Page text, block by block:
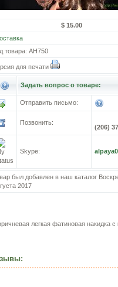
$ 15.00
товара: АН750
для печати
Задать вопрос о товаре:
Отправить письмо:
Позвонить:
(206)
Skype:
был добавлен в наш каталог
2017
легкая фатиновая